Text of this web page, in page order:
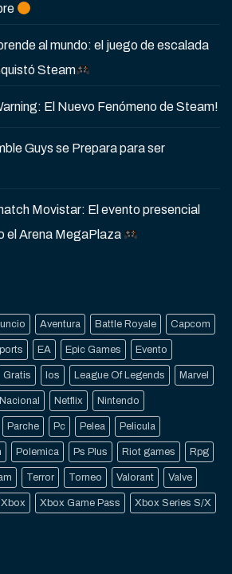
al mundo: el juego de escalada
Steam
El Nuevo Fenómeno de Steam!
Guys se Prepara para ser
Movistar: El evento presencial
el Arena MegaPlaza
Aventura Battle Royale Capcom
EA Epic Games Evento
Gratis Ios League Of Legends Marvel
Nacional Netflix Nintendo
Parche Pc Pelea Pelicula
Polemica Ps Plus Riot games Rpg
Terror Torneo Valorant Valve
Xbox Xbox Game Pass Xbox Series S/X